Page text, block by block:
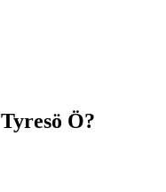
Tyresö Ö?